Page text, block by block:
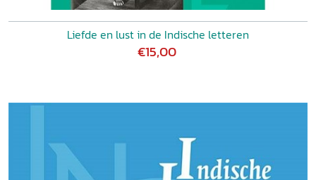
Liefde en lust in de Indische letteren
€15,00